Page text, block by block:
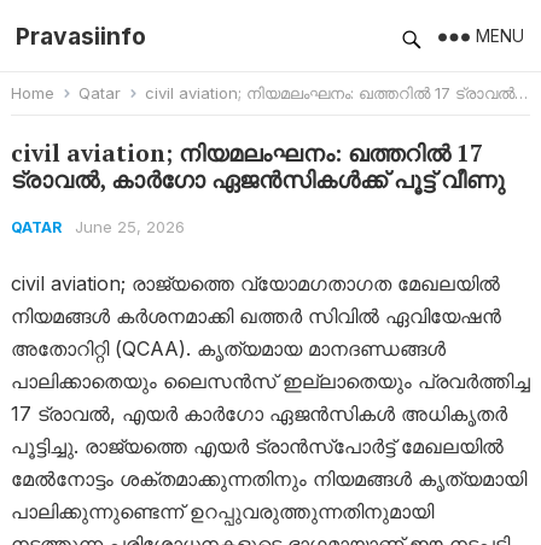
Pravasiinfo MENU
Home Qatar civil aviation; നിയമലംഘനം: ഖത്തറിൽ 17 ട്രാവൽ, കാർഗോ ഏജൻസികൾക്ക് പൂട്ട് വീണു
civil aviation; നിയമലംഘനം: ഖത്തറിൽ 17
ട്രാവൽ, കാർഗോ ഏജൻസികൾക്ക് പൂട്ട് വീണു
QATAR June 25, 2026
civil aviation; രാജ്യത്തെ വ്യോമഗതാഗത മേഖലയിൽ
നിയമങ്ങൾ കർശനമാക്കി ഖത്തർ സിവിൽ ഏവിയേഷൻ
അതോറിറ്റി (QCAA). കൃത്യമായ മാനദണ്ഡങ്ങൾ
പാലിക്കാതെയും ലൈസൻസ് ഇല്ലാതെയും പ്രവർത്തിച്ച
17 ട്രാവൽ, എയർ കാർഗോ ഏജൻസികൾ അധികൃതർ
പൂട്ടിച്ചു. രാജ്യത്തെ എയർ ട്രാൻസ്‌പോർട്ട് മേഖലയിൽ
മേൽനോട്ടം ശക്തമാക്കുന്നതിനും നിയമങ്ങൾ കൃത്യമായി
പാലിക്കുന്നുണ്ടെന്ന് ഉറപ്പുവരുത്തുന്നതിനുമായി